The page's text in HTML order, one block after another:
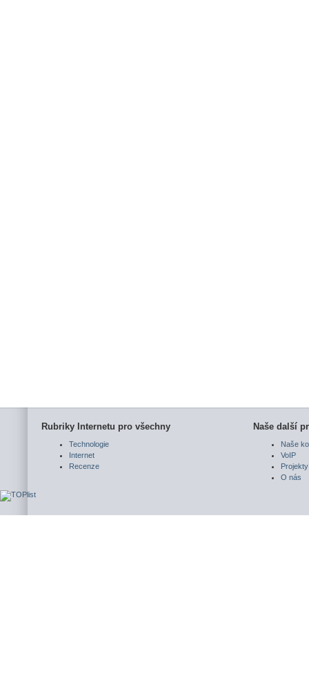
Rubriky Internetu pro všechny
Technologie
Internet
Recenze
Naše další
Naše
VoIP
Projekty
O nás